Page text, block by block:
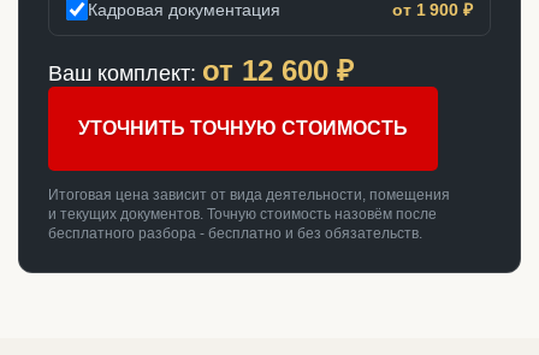
Кадровая документация от 1 900 ₽
Ваш комплект: от 12 600 ₽
УТОЧНИТЬ ТОЧНУЮ СТОИМОСТЬ
Итоговая цена зависит от вида деятельности, помещения
и текущих документов. Точную стоимость назовём после
бесплатного разбора - бесплатно и без обязательств.